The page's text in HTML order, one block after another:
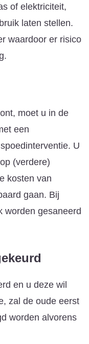
of elektriciteit,
laten stellen.
waardoor er risico
moet u in de
een
U
(verdere)
kosten van
gaan. Bij
worden gesaneerd
en u deze wil
zal de oude eerst
worden alvorens